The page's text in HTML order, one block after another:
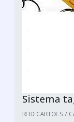
Sistema
RFID CARTOES /